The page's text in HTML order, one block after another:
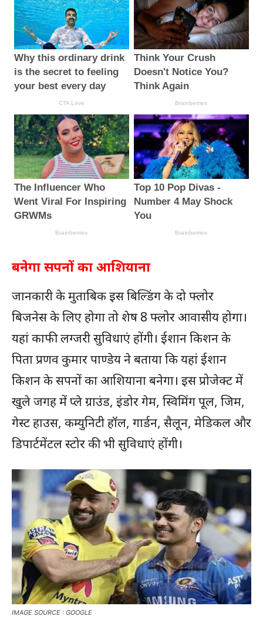
बनेगा सपनों का आशियाना
जानकारी के मुताबिक इस बिल्डिंग के दो फ्लोर
बिजनेस के लिए होगा तो शेष 8 फ्लोर आवासीय होगा।
यहां काफी लग्जरी सुविधाएं होंगी। ईशान किशन के
पिता प्रणव कुमार पाण्डेय ने बताया कि यहां ईशान
किशन के सपनों का आशियाना बनेगा। इस प्रोजेक्ट में
खुले जगह में प्ले ग्राउंड, इंडोर गेम, स्विमिंग पूल, जिम,
गेस्ट हाउस, कम्युनिटी हॉल, गार्डन, सैलून, मेडिकल और
डिपार्टमेंटल स्टोर की भी सुविधाएं होंगी।
IMAGE SOURCE : GOOGLE